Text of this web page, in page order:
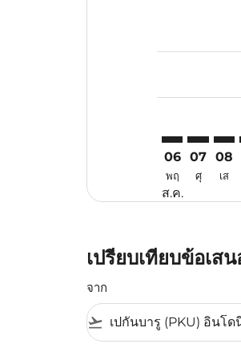
06
พฤ
ส.ค.
07
ศุ
08
เส
เปรียบเทียบข้อเส
จาก
flight_takeoff